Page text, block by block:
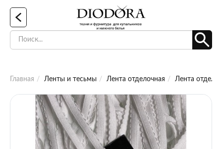
Главная Ленты и тесьмы Лента отделочная Лента